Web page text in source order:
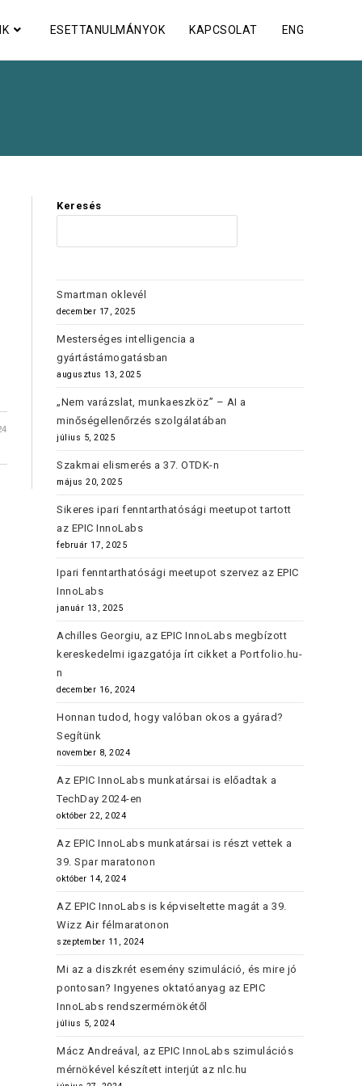
ESETTANULMÁNYOK KAPCSOLAT ENG
Keresés
Smartman oklevél
december 17, 2025
Mesterséges intelligencia a
gyártástámogatásban
augusztus 13, 2025
„Nem varázslat, munkaeszköz” – AI a
minőségellenőrzés szolgálatában
július 5, 2025
Szakmai elismerés a 37. OTDK-n
május 20, 2025
Sikeres ipari fenntarthatósági meetupot tartott
az EPIC InnoLabs
február 17, 2025
Ipari fenntarthatósági meetupot szervez az EPIC
InnoLabs
január 13, 2025
Achilles Georgiu, az EPIC InnoLabs megbízott
kereskedelmi igazgatója írt cikket a Portfolio.hu-
n
december 16, 2024
Honnan tudod, hogy valóban okos a gyárad?
Segítünk
november 8, 2024
Az EPIC InnoLabs munkatársai is előadtak a
TechDay 2024-en
október 22, 2024
Az EPIC InnoLabs munkatársai is részt vettek a
39. Spar maratonon
október 14, 2024
AZ EPIC InnoLabs is képviseltette magát a 39.
Wizz Air félmaratonon
szeptember 11, 2024
Mi az a diszkrét esemény szimuláció, és mire jó
pontosan? Ingyenes oktatóanyag az EPIC
InnoLabs rendszermérnökétől
július 5, 2024
Mácz Andreával, az EPIC InnoLabs szimulációs
mérnökével készített interjút az nlc.hu